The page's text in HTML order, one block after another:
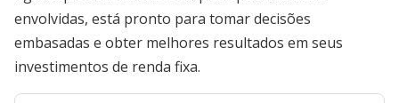
envolvidas, está pronto para tomar decisões
embasadas e obter melhores resultados em seus
investimentos de renda fixa.